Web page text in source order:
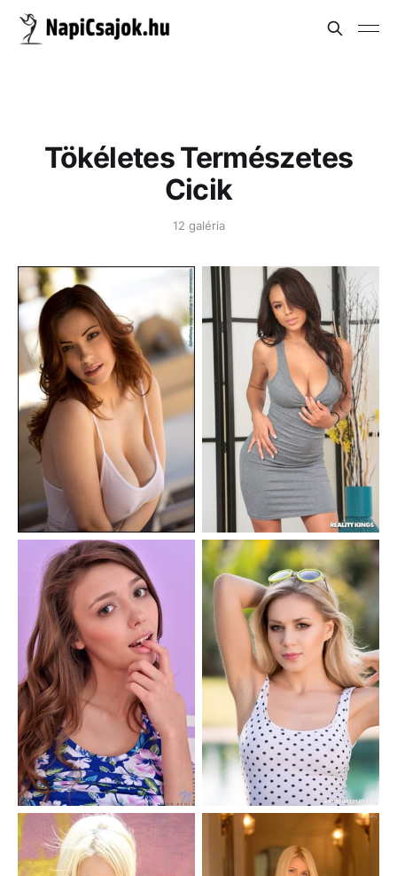
Tökéletes Természetes
Cicik
12 galéria